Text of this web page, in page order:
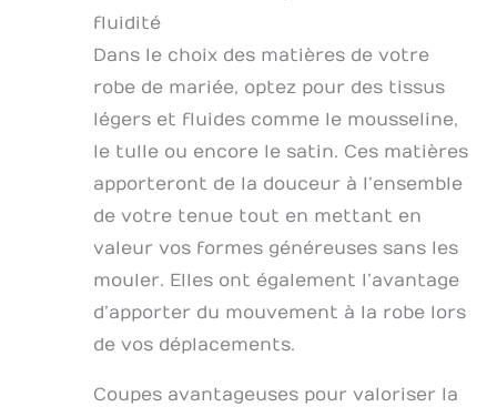
fluidité
Dans le choix des matières de votre
robe de mariée, optez pour des tissus
légers et fluides comme le mousseline,
le tulle ou encore le satin. Ces matières
apporteront de la douceur à l’ensemble
de votre tenue tout en mettant en
valeur vos formes généreuses sans les
mouler. Elles ont également l’avantage
d’apporter du mouvement à la robe lors
de vos déplacements.
Coupes avantageuses pour valoriser la